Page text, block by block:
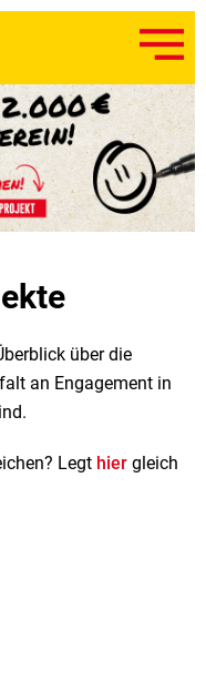
über die
an Engagement in
Legt hier gleich